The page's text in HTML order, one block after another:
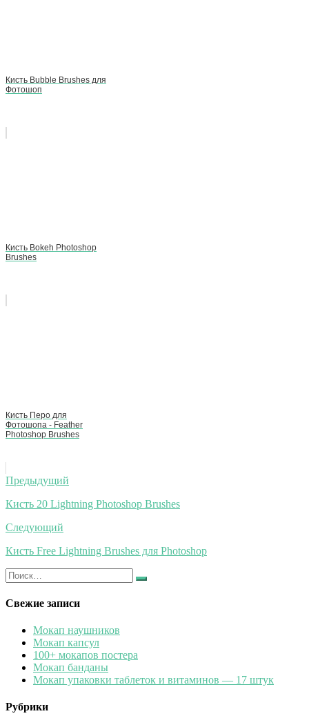
Кисть Bubble Brushes для
Фотошоп
Кисть Bokeh Photoshop
Brushes
Кисть Перо для
Фотошопа - Feather
Photoshop Brushes
Навигация
по
записям
Предыдущий
Кисть 20 Lightning Photoshop Brushes
Следующий
Кисть Free Lightning Brushes для Photoshop
Искать:
Найти
Свежие записи
Мокап наушников
Мокап капсул
100+ мокапов постера
Мокап банданы
Мокап упаковки таблеток и витаминов — 17 штук
Рубрики